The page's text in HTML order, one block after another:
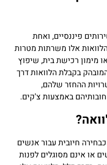
פיננסיים, ואחת
אלו משרתות מטרות
מימון רכישת בית, שיפוץ
בקבלת הלוואות דרך
ההחזר שלהם,
באמצעות צ'קים.
חיובית עבור אנשים
או אינם מסוגלים לפנות